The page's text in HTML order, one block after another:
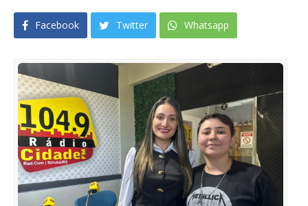
Facebook Twitter Whatsapp